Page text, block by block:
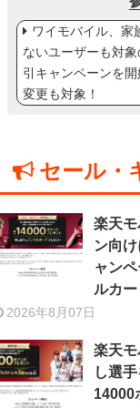
ワイモバイル、家
ないユーザーも対
引キャンペーンを
変更も対象！
セール・
楽天
ン向
ャン
ルカー
2026年8月07日
楽天
し選
14000